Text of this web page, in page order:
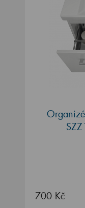
700 Kč